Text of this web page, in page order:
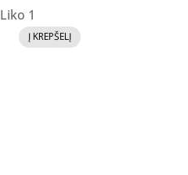
Liko 1
produkto
Į KREPŠELĮ